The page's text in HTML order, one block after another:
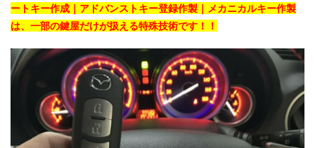
ートキー作成｜アドバンストキー登録作製｜メカニカルキー作製
は、一部の鍵屋だけが扱える特殊技術です！！